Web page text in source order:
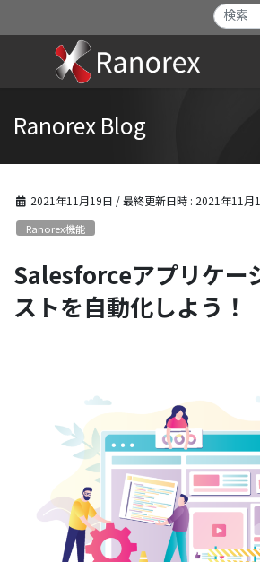
Ranorex Blog
2021年11月19日 / 最終更新日時 : 2021年11月
Ranorex機能
Salesforceアプリケー
ストを自動化しよう！